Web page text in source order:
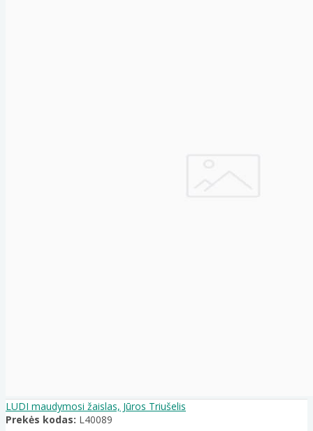
LUDI maudymosi žaislas, Jūros Triušelis
Prekės kodas: L40089